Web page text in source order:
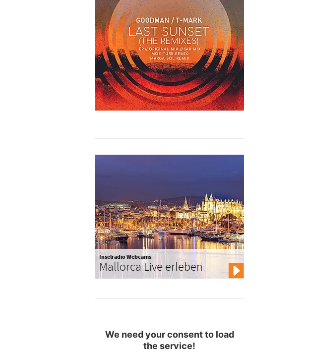
Inselradio Webcams
Mallorca Live erleben
We need your consent to load
the service!